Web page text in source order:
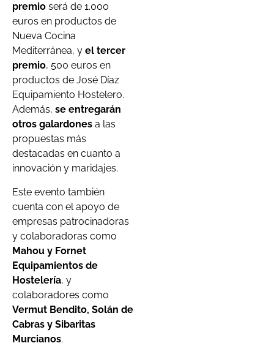
premio será de 1.000
euros en productos de
Nueva Cocina
Mediterránea, y el tercer
premio, 500 euros en
productos de José Díaz
Equipamiento Hostelero.
Además, se entregarán
otros galardones a las
propuestas más
destacadas en cuanto a
innovación y maridajes.
Este evento también
cuenta con el apoyo de
empresas patrocinadoras
y colaboradoras como
Mahou y Fornet
Equipamientos de
Hostelería, y
colaboradores como
Vermut Bendito, Solán de
Cabras y Sibaritas
Murcianos.